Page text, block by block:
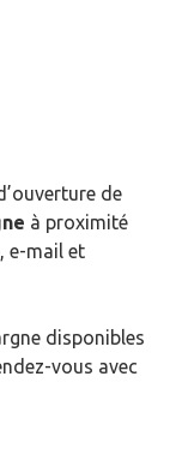
de
à proximité
e-mail et
disponibles
vous avec